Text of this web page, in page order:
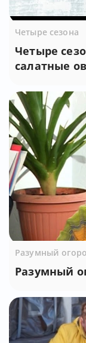
Четыре сезона
Четыре
салатные
Разумный
Разумный